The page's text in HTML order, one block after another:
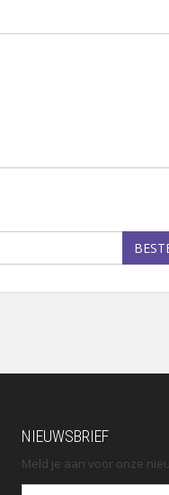
NIEUWSBRIEF
Meld je aan voor onze